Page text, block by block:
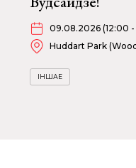
09.08.2026 (12:00 -
Huddart Park
ІНШАЕ